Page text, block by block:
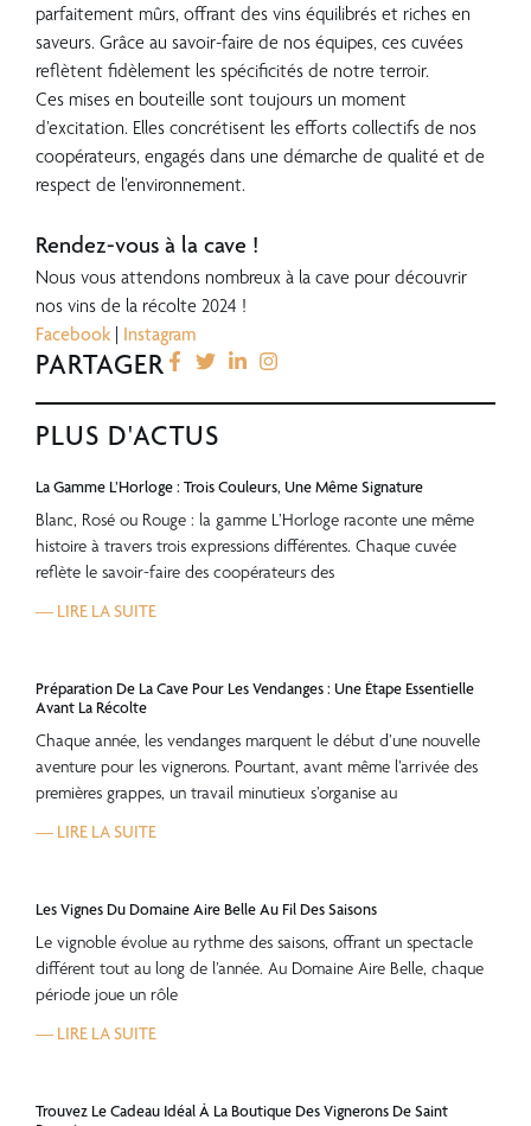
parfaitement mûrs, offrant des vins équilibrés et riches en
saveurs. Grâce au savoir-faire de nos équipes, ces cuvées
reflètent fidèlement les spécificités de notre terroir.
Ces mises en bouteille sont toujours un moment
d’excitation. Elles concrétisent les efforts collectifs de nos
coopérateurs, engagés dans une démarche de qualité et de
respect de l’environnement.
Rendez-vous à la cave !
Nous vous attendons nombreux à la cave pour découvrir
nos vins de la récolte 2024 !
Facebook
Instagram
PARTAGER
PLUS D'ACTUS
La Gamme L’Horloge : Trois Couleurs, Une Même Signature
Blanc, Rosé ou Rouge : la gamme L’Horloge raconte une même
histoire à travers trois expressions différentes. Chaque cuvée
reflète le savoir-faire des coopérateurs des
— LIRE LA SUITE
Préparation De La Cave Pour Les Vendanges : Une Étape Essentielle
Avant La Récolte
Chaque année, les vendanges marquent le début d’une nouvelle
aventure pour les vignerons. Pourtant, avant même l’arrivée des
premières grappes, un travail minutieux s’organise au
— LIRE LA SUITE
Les Vignes Du Domaine Aire Belle Au Fil Des Saisons
Le vignoble évolue au rythme des saisons, offrant un spectacle
différent tout au long de l’année. Au Domaine Aire Belle, chaque
période joue un rôle
— LIRE LA SUITE
Trouvez Le Cadeau Idéal À La Boutique Des Vignerons De Saint